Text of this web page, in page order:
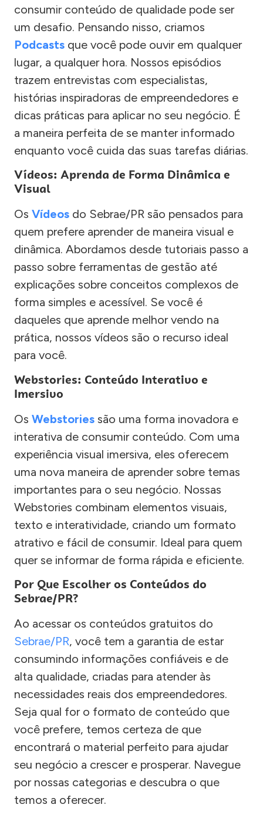
consumir conteúdo de qualidade pode ser
um desafio. Pensando nisso, criamos
Podcasts que você pode ouvir em qualquer
lugar, a qualquer hora. Nossos episódios
trazem entrevistas com especialistas,
histórias inspiradoras de empreendedores e
dicas práticas para aplicar no seu negócio. É
a maneira perfeita de se manter informado
enquanto você cuida das suas tarefas diárias.
Vídeos: Aprenda de Forma Dinâmica e
Visual
Os Vídeos do Sebrae/PR são pensados para
quem prefere aprender de maneira visual e
dinâmica. Abordamos desde tutoriais passo a
passo sobre ferramentas de gestão até
explicações sobre conceitos complexos de
forma simples e acessível. Se você é
daqueles que aprende melhor vendo na
prática, nossos vídeos são o recurso ideal
para você.
Webstories: Conteúdo Interativo e
Imersivo
Os Webstories são uma forma inovadora e
interativa de consumir conteúdo. Com uma
experiência visual imersiva, eles oferecem
uma nova maneira de aprender sobre temas
importantes para o seu negócio. Nossas
Webstories combinam elementos visuais,
texto e interatividade, criando um formato
atrativo e fácil de consumir. Ideal para quem
quer se informar de forma rápida e eficiente.
Por Que Escolher os Conteúdos do
Sebrae/PR?
Ao acessar os conteúdos gratuitos do
Sebrae/PR, você tem a garantia de estar
consumindo informações confiáveis e de
alta qualidade, criadas para atender às
necessidades reais dos empreendedores.
Seja qual for o formato de conteúdo que
você prefere, temos certeza de que
encontrará o material perfeito para ajudar
seu negócio a crescer e prosperar. Navegue
por nossas categorias e descubra o que
temos a oferecer.